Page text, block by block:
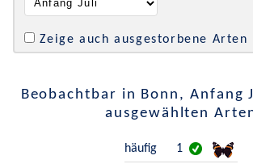
Zeige auch ausgestorbene Arten
Beobachtbar in Bonn, Anfang
ausgewählten
häufig
1